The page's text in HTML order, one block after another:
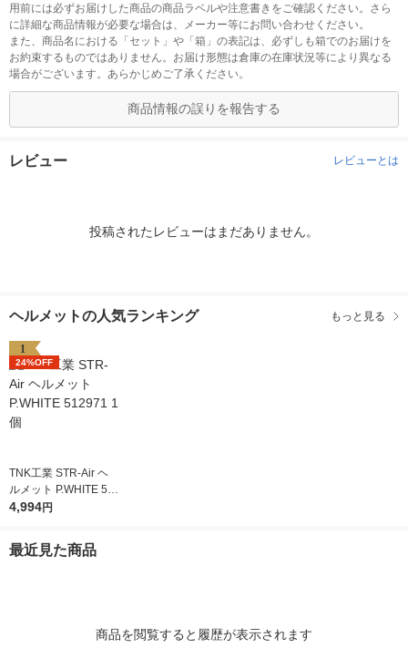
用前には必ずお届けした商品の商品ラベルや注意書きをご確認ください。さら
に詳細な商品情報が必要な場合は、メーカー等にお問い合わせください。
また、商品名における「セット」や「箱」の表記は、必ずしも箱でのお届けを
お約束するものではありません。お届け形態は倉庫の在庫状況等により異なる
場合がございます。あらかじめご了承ください。
商品情報の誤りを報告する
レビュー レビューとは
投稿されたレビューはまだありません。
ヘルメットの人気ランキング もっと見る
1
24%OFF
TNK工業 STR-Air ヘ
ルメット P.WHITE 51
2971 1個
4,994円
最近見た商品
商品を閲覧すると履歴が表示されます